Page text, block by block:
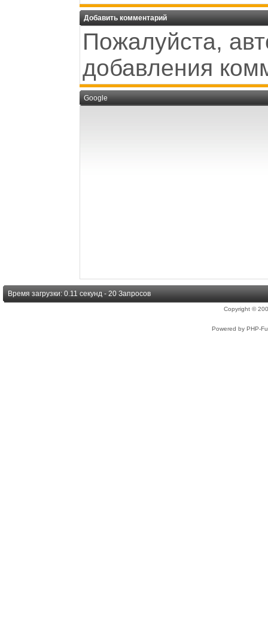
Добавить комментарий
Пожалуйста,
добавления
Google
Время загрузки: 0.11 секунд - 20 Запросов
Copyright ©
Powered by PHP-